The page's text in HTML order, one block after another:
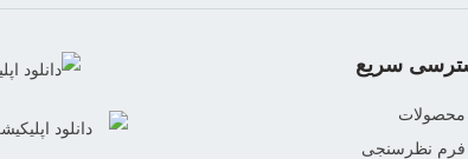
سریع
محصولات
فرم نظرسنجی